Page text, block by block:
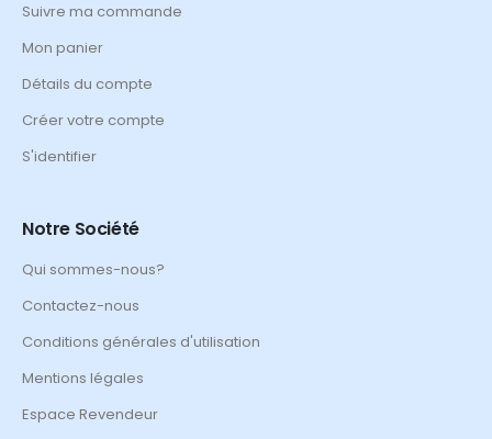
Suivre ma commande
Mon panier
Détails du compte
Créer votre compte
S'identifier
Notre Société
Qui sommes-nous?
Contactez-nous
Conditions générales d'utilisation
Mentions légales
Espace Revendeur